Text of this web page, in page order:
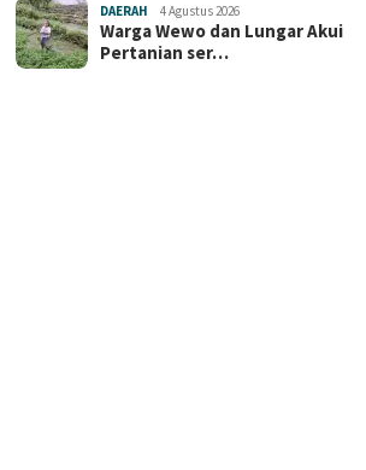
DAERAH 4 Agustus 2026
Warga Wewo dan Lungar Akui
Pertanian ser…